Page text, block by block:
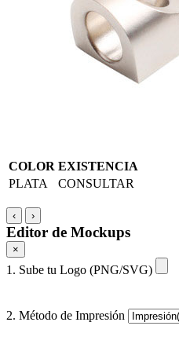
COLOR EXISTENCIA
PLATA
CONSULTAR
‹ ›
Editor de Mockups
×
1. Sube tu Logo (PNG/SVG)
2. Método de Impresión